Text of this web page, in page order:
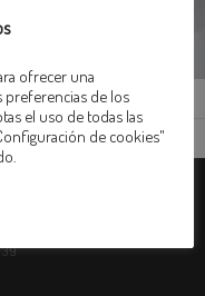
ofrecer una
preferencias de los
el uso de todas las
de cookies"